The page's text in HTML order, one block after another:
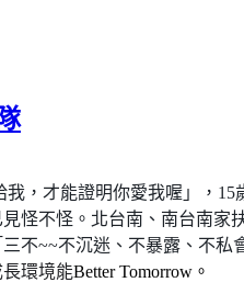
我，才能證明你愛我喔」， 15
怪不怪。北台南、南台南家
不~~不沉迷、不暴露、不私
環境能Better Tomorrow 。